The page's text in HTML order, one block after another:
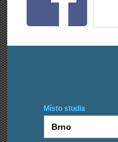
Místo studia